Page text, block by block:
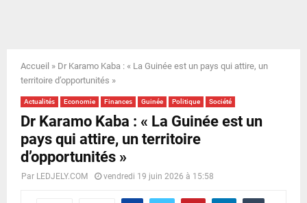
N
U
Accueil » Dr Karamo Kaba : « La Guinée est un pays qui attire, un
territoire d’opportunités »
Actualités Economie Finances Guinée Politique Société
Dr Karamo Kaba : « La Guinée est un
pays qui attire, un territoire
d’opportunités »
Par LEDJELY.COM vendredi 19 juin 2026 à 15:58